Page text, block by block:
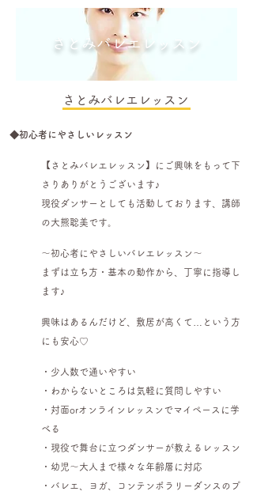
さとみバレエレッスン
さとみバレエレッスン
◆初心者にやさしいレッスン
【さとみバレエレッスン】にご興味をもって下
さりありがとうございます♪
現役ダンサーとしても活動しております、講師
の大熊聡美です。
～初心者にやさしいバレエレッスン～
まずは立ち方・基本の動作から、丁寧に指導し
ます♪
興味はあるんだけど、敷居が高くて…という方
にも安心♡
・少人数で通いやすい
・わからないところは気軽に質問しやすい
・対面orオンラインレッスンでマイペースに学
べる
・現役で舞台に立つダンサーが教えるレッスン
・幼児～大人まで様々な年齢層に対応
・バレエ、ヨガ、コンテンポラリーダンスのプ